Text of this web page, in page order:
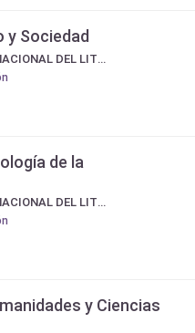
y Sociedad
UNL - UNIVERSIDAD NACIONAL DEL LITORAL
de la
UNL - UNIVERSIDAD NACIONAL DEL LITORAL
y Ciencias